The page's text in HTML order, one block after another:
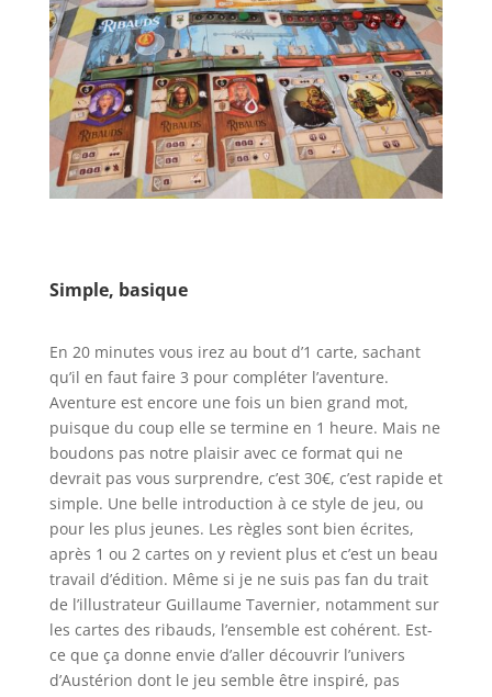
Simple, basique
En 20 minutes vous irez au bout d’1 carte, sachant
qu’il en faut faire 3 pour compléter l’aventure.
Aventure est encore une fois un bien grand mot,
puisque du coup elle se termine en 1 heure. Mais ne
boudons pas notre plaisir avec ce format qui ne
devrait pas vous surprendre, c’est 30€, c’est rapide et
simple. Une belle introduction à ce style de jeu, ou
pour les plus jeunes. Les règles sont bien écrites,
après 1 ou 2 cartes on y revient plus et c’est un beau
travail d’édition. Même si je ne suis pas fan du trait
de l’illustrateur Guillaume Tavernier, notamment sur
les cartes des ribauds, l’ensemble est cohérent. Est-
ce que ça donne envie d’aller découvrir l’univers
d’Austérion dont le jeu semble être inspiré, pas